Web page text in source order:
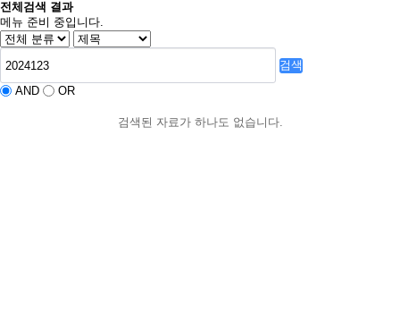
전체검색 결과
메뉴 준비 중입니다.
검색
AND
OR
검색된 자료가 하나도 없습니다.